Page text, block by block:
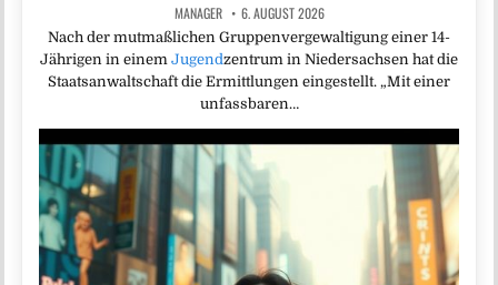
MANAGER 6. AUGUST 2026
Nach der mutmaßlichen Gruppenvergewaltigung einer 14-
Jährigen in einem Jugendzentrum in Niedersachsen hat die
Staatsanwaltschaft die Ermittlungen eingestellt. „Mit einer
unfassbaren…